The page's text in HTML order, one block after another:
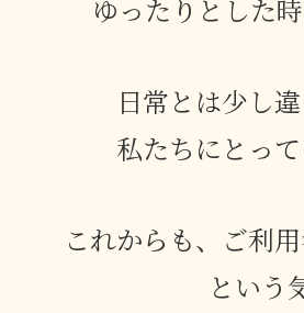
ゆったりとした
日常とは少し
私たちにとっ
これからも、ご利
という